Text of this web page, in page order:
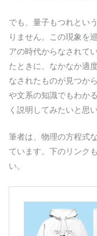
でも、量子もつれとい
りません。この現象を
アの時代からなされて
たときに、なかなか適
なされたものが見つか
や文系の知識でもわか
く説明してみたいと思い
筆者は、物理の方程式
ています。下のリンク
い。